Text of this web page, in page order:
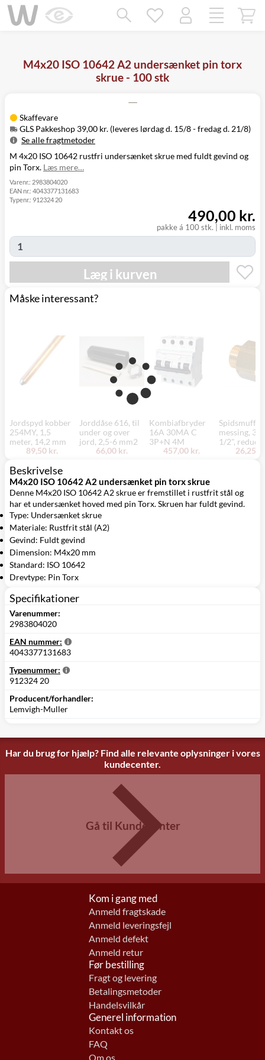
M4x20 ISO 10642 A2 undersænket pin torx
skrue - 100 stk
Skaffevare
GLS Pakkeshop 39,00 kr. (leveres lørdag d. 15/8 - fredag d. 21/8)
Se alle fragtmetoder
Metode
Pris
Leveres
GLS
Hjemmelevering
- fredag d. 21/8
Click&Collect i
Svenstrup
(9230)
Fredag d. 14/8
torsdag d. 20/8
M 4x20 ISO 10642 rustfri undersænket skrue med fuldt gevind og
pin Torx. Læs mere…
Varenr.: 2983804020
EAN nr.: 4043377131683
Typenr.: 912324 20
pakke á 100 stk. inkl. moms
490,00 kr.
Læg i kurven
Måske interessant?
Jordspyd kobber
254MY, 1,5
meter, 14,2 mm
89,50 kr.
Jorddåse 616, til
under og over
jord, 2,5-6 mm2
66,00 kr.
Kombiafbryder
16A 30MA C
3P+N 4M
457,00 kr.
Spidsmuffe,
messing, 3/
1/2",
26,25
Beskrivelse
M4x20 ISO 10642 A2 undersænket pin torx skrue
Denne M4x20 ISO 10642 A2 skrue er fremstillet i rustfrit stål og
har et undersænket hoved med pin Torx. Skruen har fuldt gevind.
Type: Undersænket skrue
Materiale: Rustfrit stål (A2)
Gevind: Fuldt gevind
Dimension: M4x20 mm
Standard: ISO 10642
Drevtype: Pin Torx
Specifikationer
Varenummer:
2983804020
EAN nummer:
4043377131683
Typenummer:
912324 20
Producent/forhandler:
Lemvigh-Muller
Har du brug for hjælp? Find alle relevante oplysninger i vores
kundecenter.
Gå til Kundecenter
Kom i gang med
Anmeld fragtskade
Anmeld leveringsfejl
Anmeld defekt
Anmeld retur
Før bestilling
Fragt og levering
Betalingsmetoder
Handelsvilkår
Generel information
Kontakt os
FAQ
Om os
Mangler chatten?
Ret samtykke!